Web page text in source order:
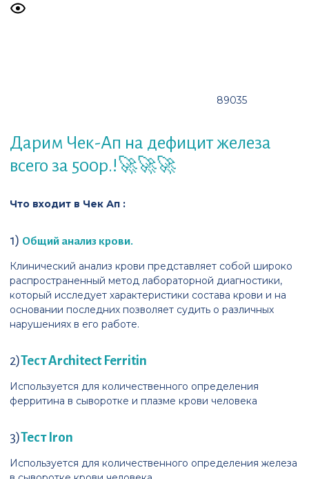
89035
Дарим Чек-Ап на дефицит железа
всего за 500р.!🚀🚀🚀
Что входит в Чек Ап :
1) Общий анализ крови.
Клинический анализ крови представляет собой широко
распространенный метод лабораторной диагностики,
который исследует характеристики состава крови и на
основании последних позволяет судить о различных
нарушениях в его работе.
2)Тест Architect Ferritin
Используется для количественного определения
ферритина в сыворотке и плазме крови человека
3)Тест Iron
Используется для количественного определения железа